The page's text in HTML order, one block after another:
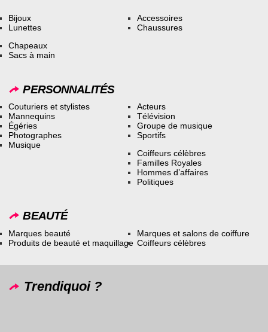
Bijoux
Lunettes
Accessoires
Chaussures
Chapeaux
Sacs à main
PERSONNALITÉS
Couturiers et stylistes
Mannequins
Égéries
Photographes
Musique
Acteurs
Télévision
Groupe de musique
Sportifs
Coiffeurs célèbres
Familles Royales
Hommes d’affaires
Politiques
BEAUTÉ
Marques beauté
Produits de beauté et maquillage
Marques et salons de coiffure
Coiffeurs célèbres
Trendiquoi ?